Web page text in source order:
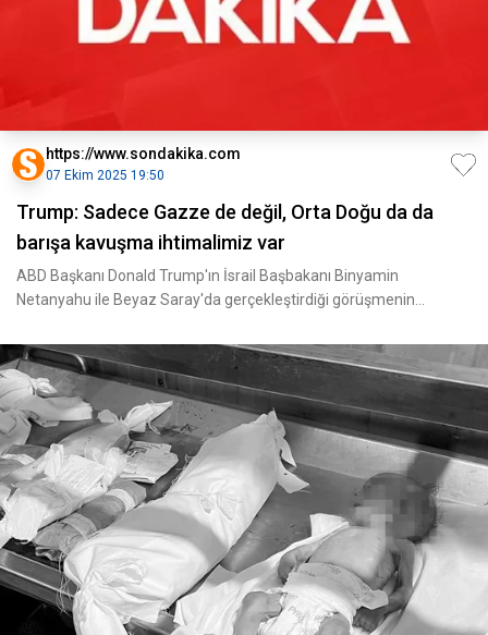
https://www.sondakika.com
07 Ekim 2025 19:50
Trump: Sadece Gazze de değil, Orta Doğu da da
barışa kavuşma ihtimalimiz var
ABD Başkanı Donald Trump'ın İsrail Başbakanı Binyamin
Netanyahu ile Beyaz Saray'da gerçekleştirdiği görüşmenin